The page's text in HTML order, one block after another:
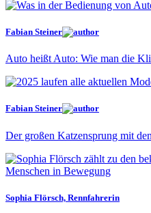
Fabian Steiner
Auto heißt Auto: Wie man die
Fabian Steiner
Der großen Katzensprung mit
Menschen in Bewegung
Sophia Flörsch, Rennfahrerin